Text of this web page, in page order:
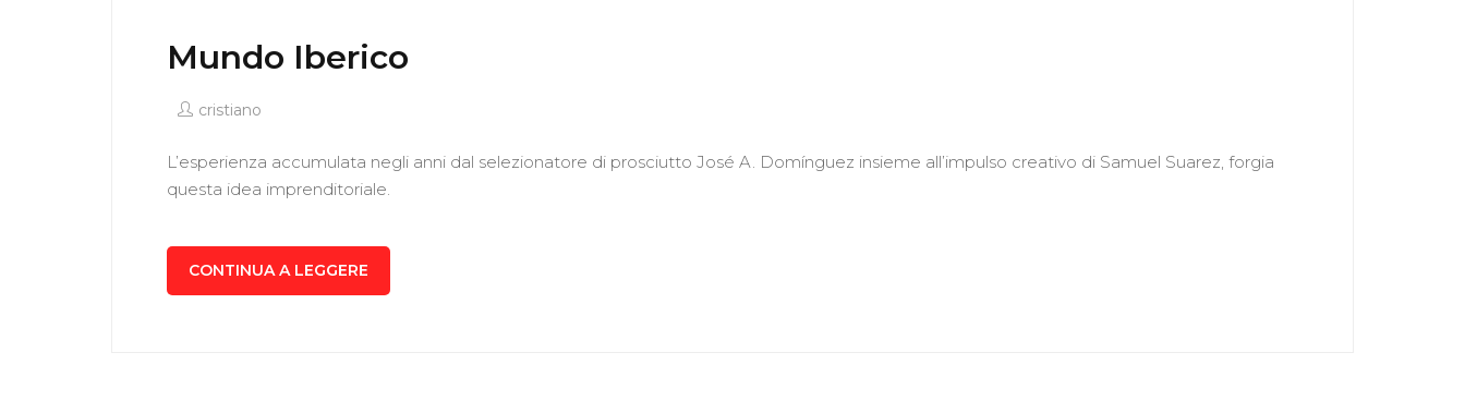
Mundo Iberico
cristiano
L’esperienza accumulata negli anni dal selezionatore di prosciutto José A. Domínguez insieme all’impulso creativo di Samuel Suarez, forgia
questa idea imprenditoriale.
CONTINUA A LEGGERE